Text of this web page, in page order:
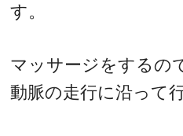
す。
マッサージをするの
動脈の走行に沿って